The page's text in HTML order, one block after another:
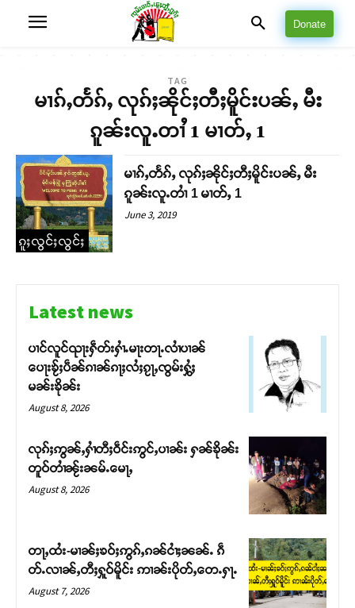
Support SHAN
Donate
TAG
မၢၵ်ႇတႅၵ်ႇ လုၵ်ႈၼိုင်ႈတီႈမိူင်းပၼ်ႇ မီး
ၵူၼ်းလူႉတၢႆ 1 မၢတ်ႇ 1
ၵူႈလွင်ႈလွင်ႈ
မၢၵ်ႇတႅၵ်ႇ လုၵ်ႈၼိုင်ႈတီႈမိူင်းပၼ်ႇ မီး
ၵူၼ်းလူႉတၢႆ 1 မၢတ်ႇ 1
June 3, 2019
Latest news
ပၢင်လူင်ၺႃးႁဵတ်းႁၢႆႉမႃးတႃႉလၢႆပၢၼ် ​​
ပေႃးၶႂ်ႈပဵၼ်ၵၢၼ်ၵႃႈလႆႈၵႂႃႇၸွမ်းႁွႆႈ
မၼ်းၶိုၼ်း
August 8, 2026
လုၵ်ႈဢွၼ်ႇႁၢႆတီႈဝဵင်းဢွင်ႇပၢၼ်း ႁၼ်ၶိုၼ်း
တူဝ်တၢႆၼႂ်းၼမ်ႉမေႃႇ
August 8, 2026
တႃႇထႆး-မၢၼ်ႈၶဝ်ႈဢွၵ်ႇၵၼ်ငၢႆႈၼၼ်ႉ ၵဵ
တ်ႉလၢၼ်ႇတီႈႁူဝ်မိူင်း ဢၢၼ်းပိုတ်ႇတေႉႁႃႉ
August 7, 2026